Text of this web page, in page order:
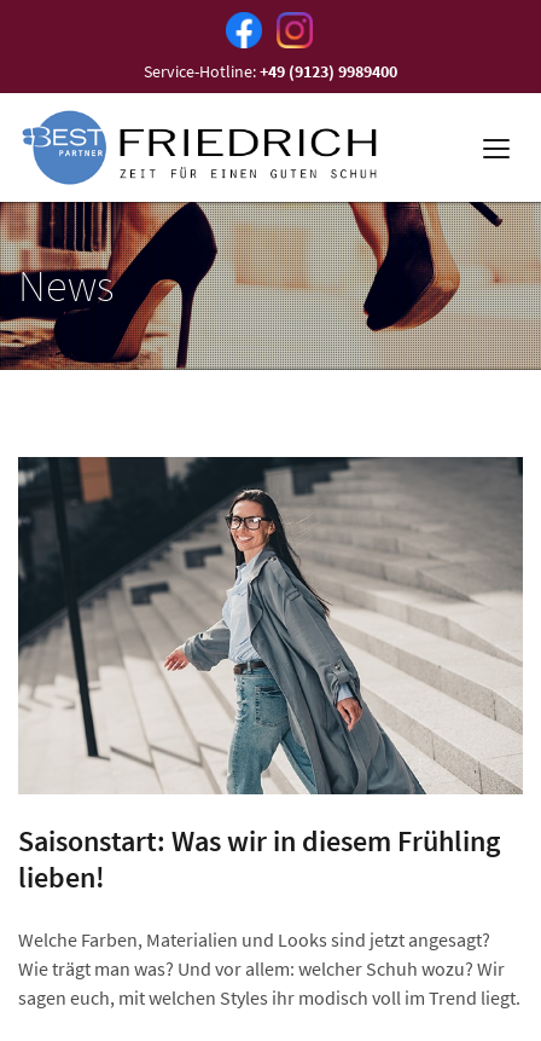
Service-Hotline:+49 (9123) 9989400
News
Saisonstart: Was wir in diesem Frühling
lieben!
Welche Farben, Materialien und Looks sind jetzt angesagt?
Wie trägt man was? Und vor allem: welcher Schuh wozu? Wir
sagen euch, mit welchen Styles ihr modisch voll im Trend liegt.